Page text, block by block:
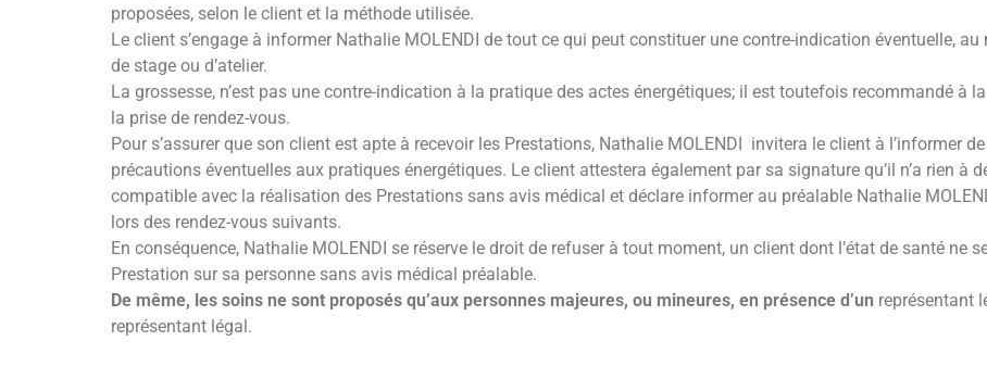
proposées, selon le client et la méthode utilisée.
Le client s’engage à informer Nathalie MOLENDI de tout ce qui peut constituer une contre-indication éventuelle,
de stage ou d’atelier.
La grossesse, n’est pas une contre-indication à la pratique des actes énergétiques; il est toutefois recommandé à
la prise de rendez-vous.
Pour s’assurer que son client est apte à recevoir les Prestations, Nathalie MOLENDI invitera le client à l’informer
précautions éventuelles aux pratiques énergétiques. Le client attestera également par sa signature qu’il n’a rien à
compatible avec la réalisation des Prestations sans avis médical et déclare informer au préalable Nathalie
lors des rendez-vous suivants.
En conséquence, Nathalie MOLENDI se réserve le droit de refuser à tout moment, un client dont l’état de santé ne
Prestation sur sa personne sans avis médical préalable.
De même, les soins ne sont proposés qu’aux personnes majeures, ou mineures, en présence d’un représentant
représentant légal.